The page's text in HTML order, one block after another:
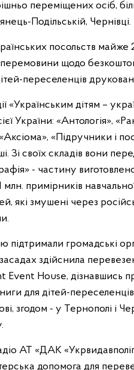
переміщених осіб,
Подільській, Чернівці.
посольств майже
щодо
переселенців
«Українським дітям –
України: «Антологія»,
«Підручники і
Зі своїх складів вони
- частину
примірників
які змушені через
підтримали громадські
здійснила
Event House, дізнавшись
для дітей-
згодом - у Тернополі і
АТ «ДАК
допомога для